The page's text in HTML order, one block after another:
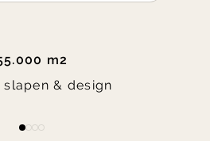
m2
slapen & design